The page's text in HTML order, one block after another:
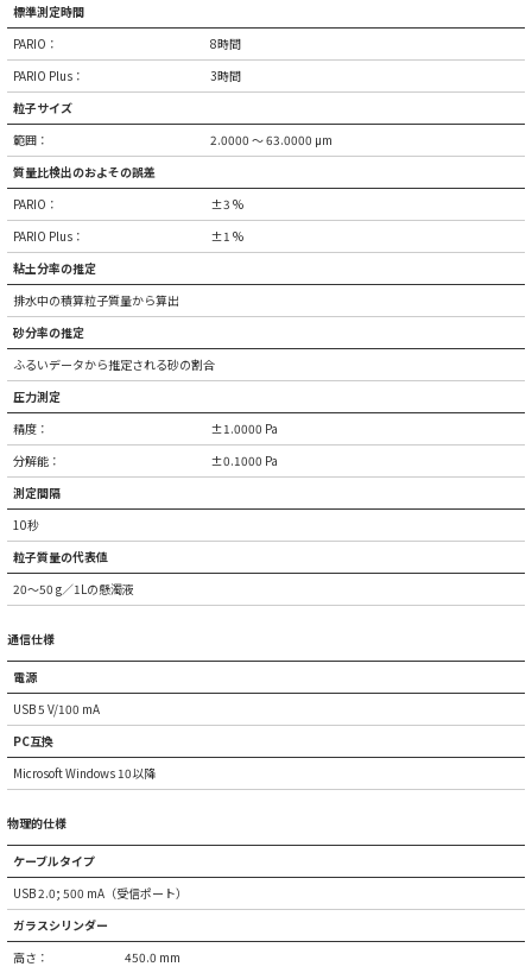
標準測定時間
PARIO：
8時間
PARIO Plus：
3時間
粒子サイズ
範囲：
2.0000 ～ 63.0000 μm
質量比検出のおよその誤差
PARIO：
±3 %
PARIO Plus：
±1 %
粘土分率の推定
排水中の積算粒子質量から算出
砂分率の推定
ふるいデータから推定される砂の割合
圧力測定
精度：
±1.0000 Pa
分解能：
±0.1000 Pa
測定間隔
10秒
粒子質量の代表値
20～50 g／1Lの懸濁液
通信仕様
電源
USB 5 V/100 mA
PC互換
Microsoft Windows 10以降
物理的仕様
ケーブルタイプ
USB 2.0; 500 mA（受信ポート）
ガラスシリンダー
高さ：
450.0 mm